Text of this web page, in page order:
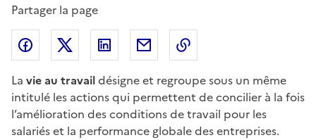
Partager la page
Partager l'article surFacebook
Partager l'article sur X (anciennement
Partager l'article sur
Partager l'article par courriel
La vie au travaildésigne et regroupe sous un même
intitulé les actions qui permettent de concilier à la fois
l’amélioration des conditions de travail pour les
salariés et la performance globale des entreprises.